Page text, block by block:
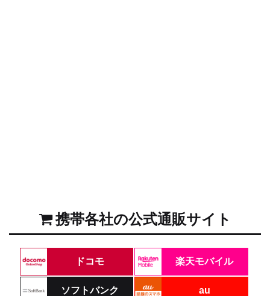
携帯各社の公式通販サイト
ドコモ 楽天モバイル
ソフトバンク au